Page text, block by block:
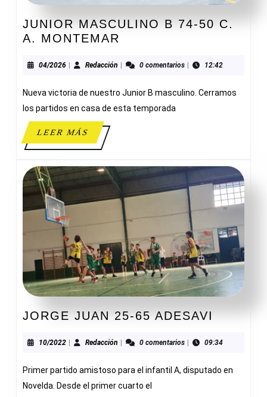
JUNIOR MASCULINO B 74-50 C.
A. MONTEMAR
B
50
C.
04/202604/2026Redacción Redacción0 comentarios 12:42
Nueva victoria de nuestro Junior B masculino. Cerramos
los partidos en casa de esta temporada
LEER MÁSLEER
MÁS
JORGE JUAN 25-65 ADESAVI
25-
10/202210/2022Redacción Redacción0 comentarios 09:34
Primer partido amistoso para el infantil A, disputado en
Novelda. Desde el primer cuarto el